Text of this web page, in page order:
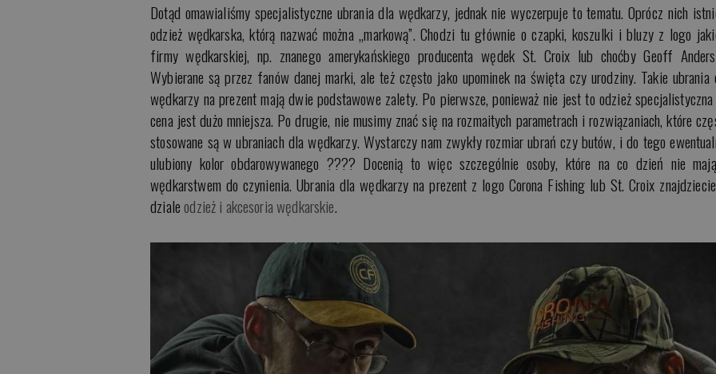
Dotąd omawialiśmy specjalistyczne ubrania dla wędkarzy, jednak nie wyczerpuje to tematu. Oprócz nich
odzież wędkarska, którą nazwać można „markową”. Chodzi tu głównie o czapki, koszulki i bluzy z logo
firmy wędkarskiej, np. znanego amerykańskiego producenta wędek St. Croix lub choćby Geoff
Wybierane są przez fanów danej marki, ale też często jako upominek na święta czy urodziny. Takie ubrania
wędkarzy na prezent mają dwie podstawowe zalety. Po pierwsze, ponieważ nie jest to odzież
cena jest dużo mniejsza. Po drugie, nie musimy znać się na rozmaitych parametrach i rozwiązaniach, które
stosowane są w ubraniach dla wędkarzy. Wystarczy nam zwykły rozmiar ubrań czy butów, i do tego
ulubiony kolor obdarowywanego ???? Docenią to więc szczególnie osoby, które na co dzień nie
wędkarstwem do czynienia. Ubrania dla wędkarzy na prezent z logo Corona Fishing lub St. Croix
dzialeodzież i akcesoria wędkarskie.